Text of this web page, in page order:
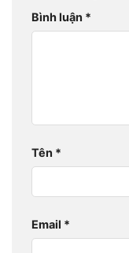
Bình luận *
Tên *
Email *